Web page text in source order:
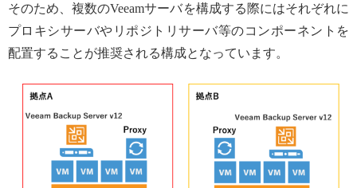
そのため、複数のVeeamサーバを構成する際にはそれぞれに
プロキシサーバやリポジトリサーバ等のコンポーネントを
配置することが推奨される構成となっています。